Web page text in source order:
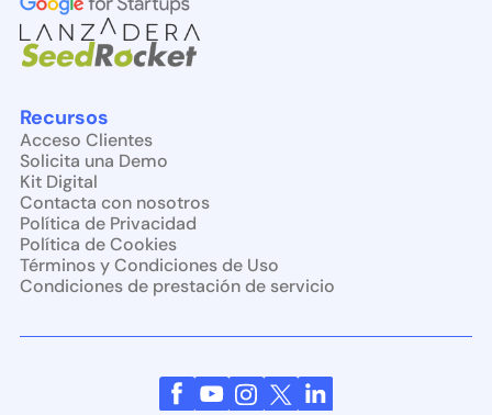
Recursos
Acceso Clientes
Solicita una Demo
Kit Digital
Contacta con nosotros
Política de Privacidad
Política de Cookies
Términos y Condiciones de Uso
Condiciones de prestación de servicio